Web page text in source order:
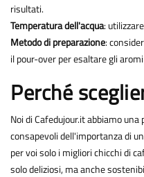
risultati.
Temperatura dell'acqua:
Metodo di preparazione:
il pour-over per esaltare gli
Perché
Noi di Cafedujour.it abbiamo
consapevoli dell'importanza di
per voi solo i migliori chicchi di
solo deliziosi, ma anche